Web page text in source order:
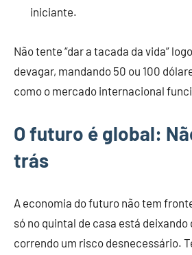
iniciante.
Não tente “dar a tacada da vida”
devagar, mandando 50 ou 100
como o mercado internacional
O futuro é global:
trás
A economia do futuro não tem
só no quintal de casa está deixando
correndo um risco desnecessário.